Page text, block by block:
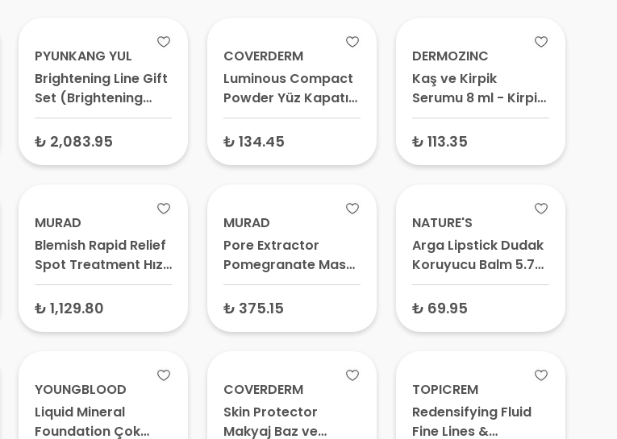
PYUNKANG YUL
Brightening Line Gift
Set (Brightening
Vita Toner -
Brightening Blemish
Işıltı Etkili Cilt Bakım
Serisi Hediye Seti
(Toner+Serum+Cream)
₺ 2,083.95
COVERDERM
Luminous Compact
Powder Yüz Kapatıcı
Pudra
₺ 134.45
DERMOZINC
Kaş ve Kirpik
Serumu 8 ml - Kirpik
Uzatıcı Serum, Kaş
Gürleştirici ve
₺ 113.35
MURAD
Blemish Rapid Relief
Spot Treatment Hızlı
Leke Giderici Jel 15
ml
₺ 1,129.80
MURAD
Pore Extractor
Pomegranate Mask
50 gr – Gözenek
Sıkılaştırıcı, Arındırıcı
₺ 375.15
NATURE'S
Arga Lipstick Dudak
Koruyucu Balm 5.7
ml
₺ 69.95
YOUNGBLOOD
Liquid Mineral
Foundation Çok
COVERDERM
Skin Protector
Makyaj Baz ve
TOPICREM
Redensifying Fluid
Fine Lines &